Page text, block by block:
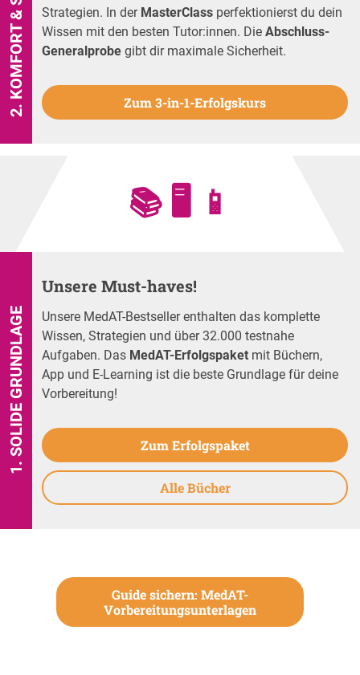
Strategien. In der MasterClass perfektionierst du dein
Wissen mit den besten Tutor:innen. DieAbschluss-
Generalprobe gibt dir maximale Sicherheit.
Zum 3-in-1-Erfolgskurs
📚 🖥️ 📱
1. SOLIDE GRUNDLAGE
Unsere Must-haves!
Unsere MedAT-Bestseller enthalten das komplette
Wissen, Strategien und über 32.000 testnahe
Aufgaben. Das MedAT-Erfolgspaket mit Büchern,
App und E-Learning ist die beste Grundlage für deine
Vorbereitung!
Zum Erfolgspaket
Alle Bücher
Guide sichern: MedAT-
Vorbereitungsunterlagen